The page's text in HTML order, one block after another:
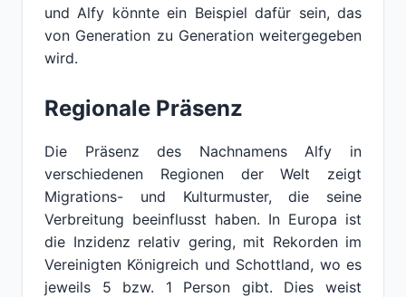
und Alfy könnte ein Beispiel dafür sein, das
von Generation zu Generation weitergegeben
wird.
Regionale Präsenz
Die Präsenz des Nachnamens Alfy in
verschiedenen Regionen der Welt zeigt
Migrations- und Kulturmuster, die seine
Verbreitung beeinflusst haben. In Europa ist
die Inzidenz relativ gering, mit Rekorden im
Vereinigten Königreich und Schottland, wo es
jeweils 5 bzw. 1 Person gibt. Dies weist